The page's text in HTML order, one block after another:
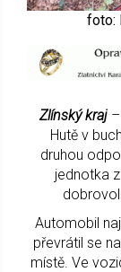
foto:
Zlínský kraj
Hutě v
druhou
jednotka
Automobil
převrátil se
místě. Ve